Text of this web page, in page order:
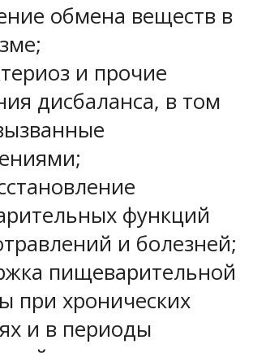
обмена веществ в
и прочие
дисбаланса, в том
функций
и болезней;
пищеварительной
при хронических
и в периоды